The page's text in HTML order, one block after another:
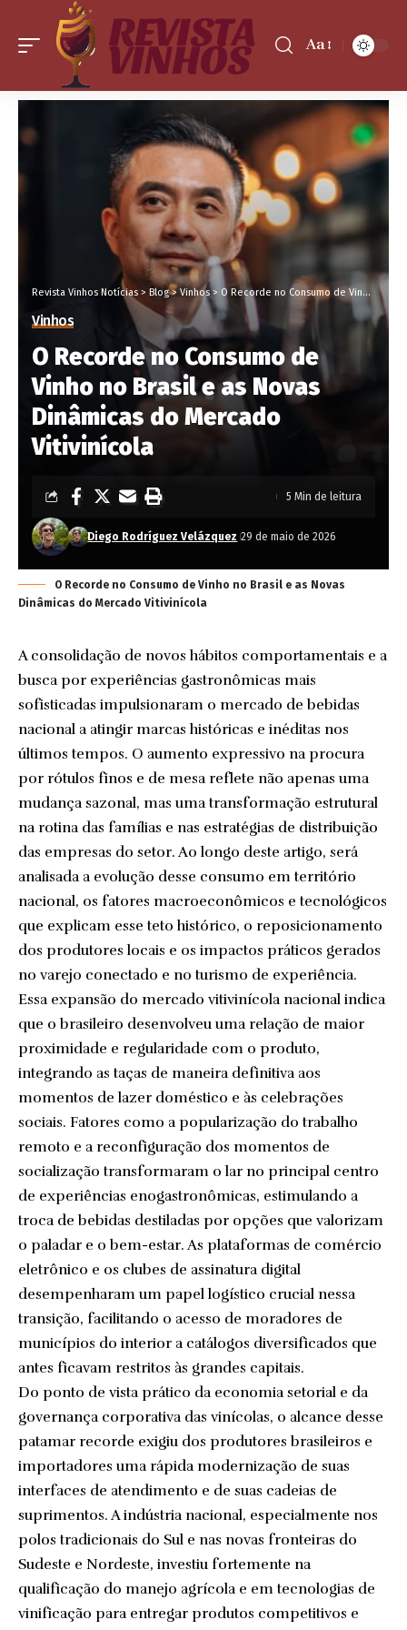
Aa
Revista Vinhos Notícias > Blog>Vinhos> O Recorde no Consumo de Vinho no Brasil e as Novas Dinâmicas do Mercado Vitivinícola
Vinhos
O Recorde no Consumo de
Vinho no Brasil e as Novas
Dinâmicas do Mercado
Vitivinícola
Diego Rodríguez Velázquez 29 de maio de 2026
5 Min de leitura
O Recorde no Consumo de Vinho no Brasil e as Novas
Dinâmicas do Mercado Vitivinícola
A consolidação de novos hábitos comportamentais e a
busca por experiências gastronômicas mais
sofisticadas impulsionaram o mercado de bebidas
nacional a atingir marcas históricas e inéditas nos
últimos tempos. O aumento expressivo na procura
por rótulos finos e de mesa reflete não apenas uma
mudança sazonal, mas uma transformação estrutural
na rotina das famílias e nas estratégias de distribuição
das empresas do setor. Ao longo deste artigo, será
analisada a evolução desse consumo em território
nacional, os fatores macroeconômicos e tecnológicos
que explicam esse teto histórico, o reposicionamento
dos produtores locais e os impactos práticos gerados
no varejo conectado e no turismo de experiência.
Essa expansão do mercado vitivinícola nacional indica
que o brasileiro desenvolveu uma relação de maior
proximidade e regularidade com o produto,
integrando as taças de maneira definitiva aos
momentos de lazer doméstico e às celebrações
sociais. Fatores como a popularização do trabalho
remoto e a reconfiguração dos momentos de
socialização transformaram o lar no principal centro
de experiências enogastronômicas, estimulando a
troca de bebidas destiladas por opções que valorizam
o paladar e o bem-estar. As plataformas de comércio
eletrônico e os clubes de assinatura digital
desempenharam um papel logístico crucial nessa
transição, facilitando o acesso de moradores de
municípios do interior a catálogos diversificados que
antes ficavam restritos às grandes capitais.
Do ponto de vista prático da economia setorial e da
governança corporativa das vinícolas, o alcance desse
patamar recorde exigiu dos produtores brasileiros e
importadores uma rápida modernização de suas
interfaces de atendimento e de suas cadeias de
suprimentos. A indústria nacional, especialmente nos
polos tradicionais do Sul e nas novas fronteiras do
Sudeste e Nordeste, investiu fortemente na
qualificação do manejo agrícola e em tecnologias de
vinificação para entregar produtos competitivos e